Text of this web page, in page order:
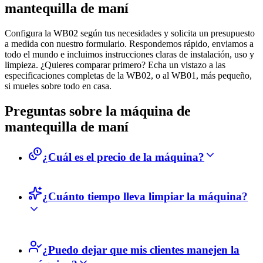
mantequilla de maní
Configura la WB02 según tus necesidades y solicita un presupuesto
a medida con nuestro formulario. Respondemos rápido, enviamos a
todo el mundo e incluimos instrucciones claras de instalación, uso y
limpieza. ¿Quieres comparar primero? Echa un vistazo a las
especificaciones completas de la WB02, o al WB01, más pequeño,
si mueles sobre todo en casa.
Preguntas sobre la máquina de
mantequilla de maní
¿Cuál es el precio de la máquina?
Puedes solicitar el precio rellenando el formulario de solicitud
de presupuesto. Te enviaremos un presupuesto personalizado
teniendo en cuenta gastos de envío, etc.
¿Cuánto tiempo lleva limpiar la máquina?
Limpiar la máquina no requiere mucho tiempo. En no más de
10 minutos habrás terminado: estará completamente limpia y
¿Puedo dejar que mis clientes manejen la